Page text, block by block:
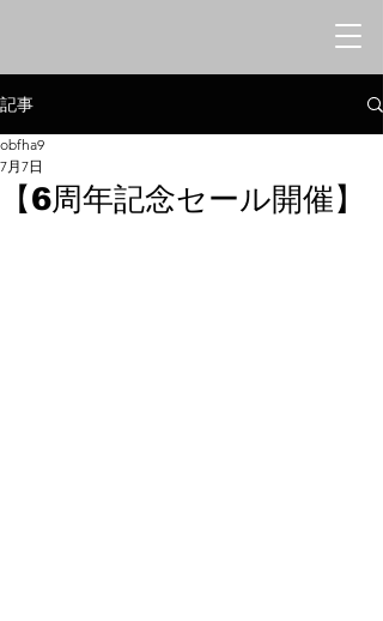
記事
【6周年記念セール開催】
obfha9
7月7日